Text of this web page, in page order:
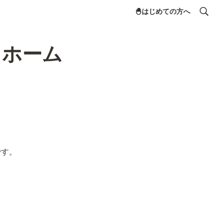
🐣はじめての方へ
ーム
。